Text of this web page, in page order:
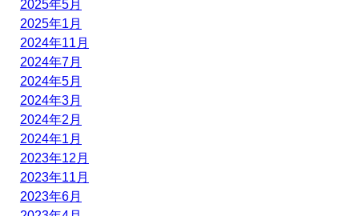
2025年5月
2025年1月
2024年11月
2024年7月
2024年5月
2024年3月
2024年2月
2024年1月
2023年12月
2023年11月
2023年6月